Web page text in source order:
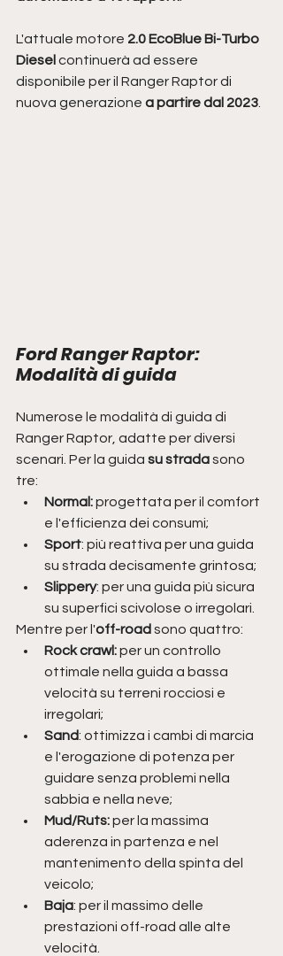
L'attuale motore 2.0 EcoBlue Bi-Turbo
Diesel continuerà ad essere
disponibile per il Ranger Raptor di
nuova generazione a partire dal 2023
Ford Ranger Raptor:
Modalità di guida
Numerose le modalità di guida di
Ranger Raptor, adatte per diversi
scenari. Per la guida su strada sono
tre:
Normal: progettata per il comfort
e l'efficienza dei consumi;
Sport: più reattiva per una guida
su strada decisamente grintosa;
Slippery: per una guida più sicura
su superfici scivolose o irregolari.
Mentre per l'off-road sono quattro:
Rock crawl: per un controllo
ottimale nella guida a bassa
velocità su terreni rocciosi e
irregolari;
Sand: ottimizza i cambi di marcia
e l'erogazione di potenza per
guidare senza problemi nella
sabbia e nella neve;
Mud/Ruts: per la massima
aderenza in partenza e nel
mantenimento della spinta del
veicolo;
Baja: per il massimo delle
prestazioni off-road alle alte
velocità.